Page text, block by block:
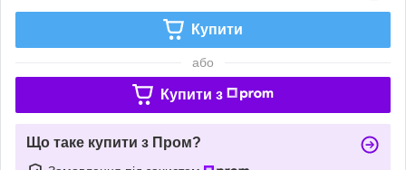
Купити
або
Купити з
Що таке купити з Пром?